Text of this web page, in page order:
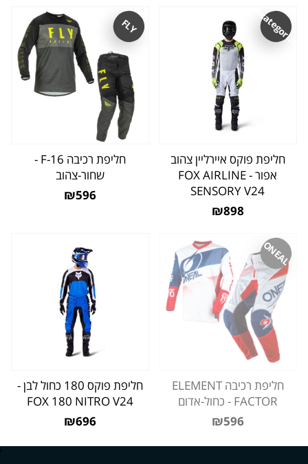
Uncategorized
חליפת פוקס איירליין צהוב
אפור - FOX AIRLINE
SENSORY V24
₪898
FLY
חליפת רכיבה F-16 -
שחור-צהוב
₪596
ONEAL
חליפת רכיבה ELEMENT
FACTOR - כחול-אדום
₪596
חליפת פוקס 180 כחול לבן -
FOX 180 NITRO V24
₪696